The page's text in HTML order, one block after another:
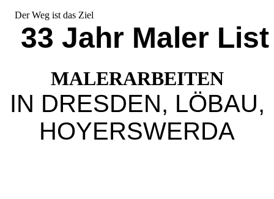
Der Weg ist das Ziel
33 Jahr Maler List
MALERARBEITEN
IN DRESDEN, LÖBAU,
HOYERSWERDA